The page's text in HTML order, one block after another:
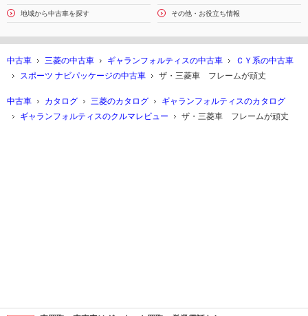
地域から中古車を探す その他・お役立ち情報
中古車 三菱の中古車 ギャランフォルティスの中古車
ＣＹ系の中古車
スポーツ ナビパッケージの中古車
ザ・三菱車 フレームが頑丈
中古車 カタログ 三菱のカタログ
ギャランフォルティスのカタログ
ギャランフォルティスのクルマレビュー
ザ・三菱車 フレームが頑丈